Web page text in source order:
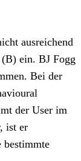
ausreichend
ein. BJ Fogg
Bei der
der User im
ist er
bestimmte